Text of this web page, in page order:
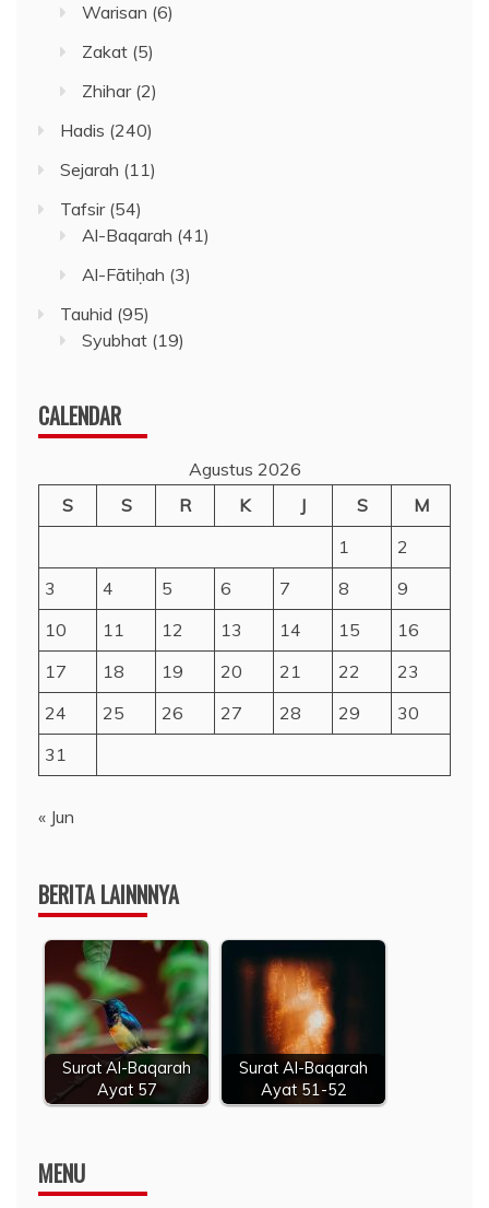
Warisan (6)
Zakat (5)
Zhihar(2)
Hadis (240)
Sejarah (11)
Tafsir(54)
Al-Baqarah (41)
Al-Fātiḥah (3)
Tauhid (95)
Syubhat (19)
CALENDAR
Agustus 2026
S
S R K J S
M
1
2
3
4 5 6 7 8
9
10
11 12 13 14 15
16
17
18 19 20 21 22
23
24
25 26 27 28 29
30
31
« Jun
BERITA LAINNNYA
Surat Al-Baqarah
Ayat 57
Surat Al-Baqarah
Ayat 51-52
MENU